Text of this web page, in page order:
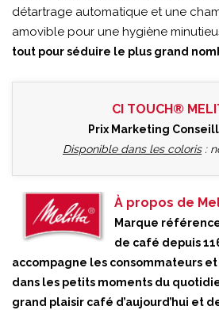
détartrage automatique et une
amovible pour une hygiène
tout pour séduire le plus grand
CI TOUCH®
Prix Marketing
Disponible dans les coloris:
À propos de
Marque
de café depuis
accompagne les consommateurs
dans les petits moments du
grand plaisir café d’aujourd’hui et